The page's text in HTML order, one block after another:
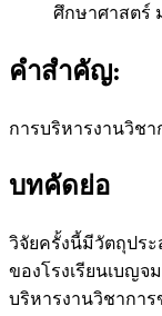
ศึกษาศาสตร์
คำสำคัญ:
การบริหารงานวิชา
บทคัดย่อ
วิจัยครั้งนี้มีวัตถุประ
ของโรงเรียนเบญ
บริหารงานวิชาการ